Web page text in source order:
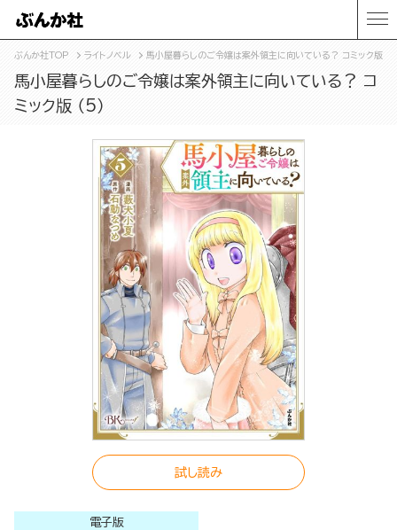
ぶんか社TOP ライトノベル 馬小屋暮らしのご令嬢は案外領主に向いている？ コミック版 （5
馬小屋暮らしのご令嬢は案外領主に向いている？ コ
ミック版 （5）
試し読み
電子版